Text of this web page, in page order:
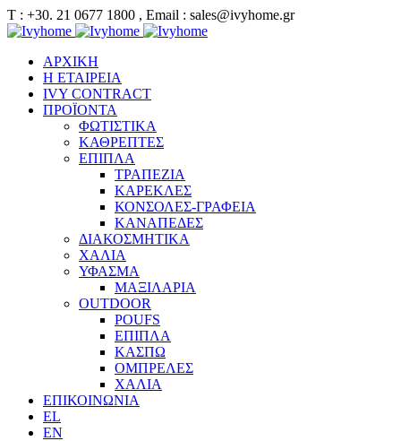
Τ : +30. 21 0677 1800 , Email : sales@ivyhome.gr
ΑΡΧΙΚΗ
Η ΕΤΑΙΡΕΙΑ
IVY CONTRACT
ΠΡΟΪΟΝΤΑ
ΦΩΤΙΣΤΙΚΑ
ΚΑΘΡΕΠΤΕΣ
ΕΠΙΠΛΑ
ΤΡΑΠΕΖΙΑ
ΚΑΡΕΚΛΕΣ
ΚΟΝΣΟΛΕΣ-ΓΡΑΦΕΙΑ
ΚΑΝΑΠΕΔΕΣ
ΔΙΑΚΟΣΜΗΤΙΚΑ
ΧΑΛΙΑ
ΥΦΑΣΜΑ
ΜΑΞΙΛΑΡΙΑ
OUTDOOR
POUFS
ΕΠΙΠΛΑ
ΚΑΣΠΩ
ΟΜΠΡΕΛΕΣ
ΧΑΛΙΑ
ΕΠΙΚΟΙΝΩΝΙΑ
EL
EN